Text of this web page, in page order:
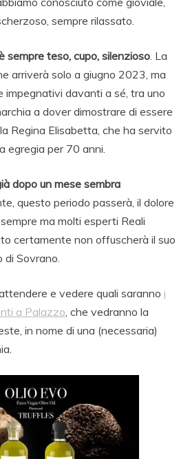
sempre rilassato.
sempre teso, cupo, silenzioso. La
arriverà solo a giugno 2023, ma
impegnativi davanti a sé, tra uno
a dover dimostrare di essere
Regina Elisabetta, che ha servito
egregia per 70 anni.
dopo un mese sembra
questo periodo passerà, il dolore
ma molti esperti Reali
certamente non offuscherà il suo
di Sovrano.
e vedere quali saranno i
a Palazzo, che vedranno la
in nome di una (necessaria)